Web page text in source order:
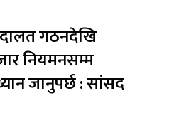
गठनदेखि
नियमनसम्म
जानुपर्छ : सांसद